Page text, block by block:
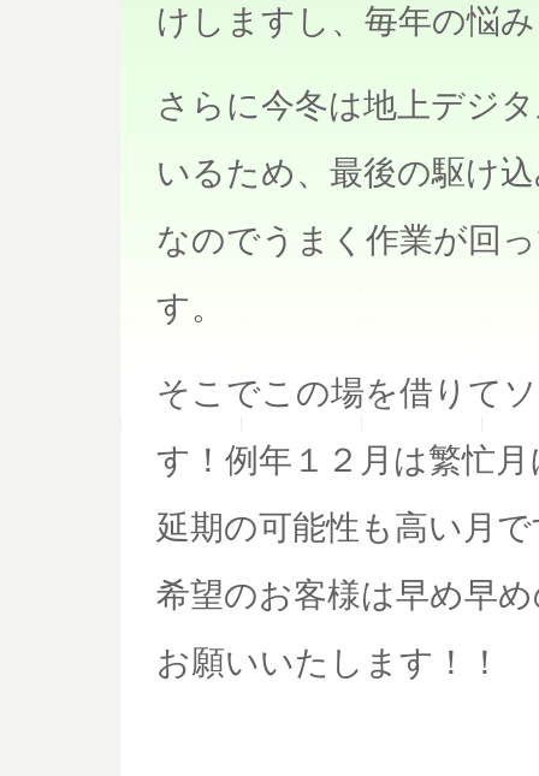
けしますし、毎年の悩
さらに今冬は地上デジ
いるため、最後の駆け
なのでうまく作業が回
す。
そこでこの場を借りて
す！例年１２月は繁忙
延期の可能性も高い月
希望のお客様は早め早
お願いいたします！！